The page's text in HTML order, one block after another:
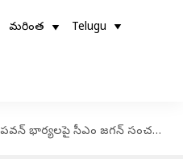
మరింత Telugu
పవన్ భార్యలపై సీఎం జగన్ సంచలన వ్యాఖ్యలు